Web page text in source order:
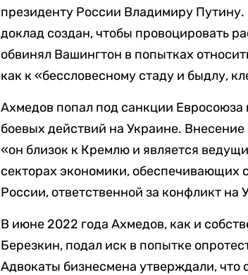
президенту России Владимиру
доклад создан, чтобы провоцировать
обвинял Вашингтон в попытках
как к «бессловесному стаду и быдлу,
Ахмедов попал под санкции Евросоюза
боевых действий на Украине.
«он близок к Кремлю и является
секторах экономики, обеспечивающих
России, ответственной за конфликт на
В июне 2022 года Ахмедов, как и
Березкин, подал иск в попытке
Адвокаты бизнесмена утверждали, что